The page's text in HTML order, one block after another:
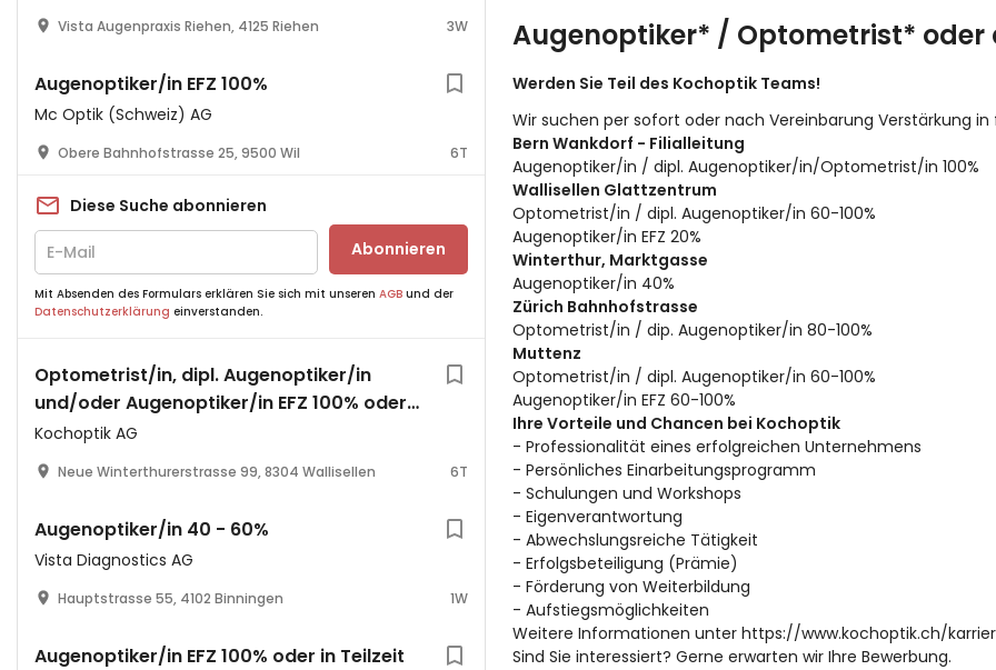
Vista Augenpraxis Riehen, 4125 Riehen 3W
Augenoptiker/in EFZ 100%
Mc Optik (Schweiz) AG
Obere Bahnhofstrasse 25, 9500 Wil 6T
Diese Suche abonnieren
Abonnieren
Mit Absenden des Formulars erklären Sie sich mit unseren AGB und der
Datenschutzerklärung einverstanden.
Optometrist/in, dipl. Augenoptiker/in
und/oder Augenoptiker/in EFZ 100% oder
in Teilzeit
Kochoptik AG
Neue Winterthurerstrasse 99, 8304 Wallisellen 6T
Augenoptiker/in 40 - 60%
Vista Diagnostics AG
Hauptstrasse 55, 4102 Binningen 1W
Augenoptiker/in EFZ 100% oder in Teilzeit
Augenoptiker* / Optometrist* oder
Werden Sie Teil des Kochoptik Teams!
Wir suchen per sofort oder nach Vereinbarung Verstärkung
Bern Wankdorf - Filialleitung
Augenoptiker/in / dipl. Augenoptiker/in/Optometrist/in 100%
Wallisellen Glattzentrum
Optometrist/in / dipl. Augenoptiker/in 60-100%
Augenoptiker/in EFZ 20%
Winterthur, Marktgasse
Augenoptiker/in 40%
Zürich Bahnhofstrasse
Optometrist/in / dip. Augenoptiker/in 80-100%
Muttenz
Optometrist/in / dipl. Augenoptiker/in 60-100%
Augenoptiker/in EFZ 60-100%
Ihre Vorteile und Chancen bei Kochoptik
- Professionalität eines erfolgreichen Unternehmens
- Persönliches Einarbeitungsprogramm
- Schulungen und Workshops
- Eigenverantwortung
- Abwechslungsreiche Tätigkeit
- Erfolgsbeteiligung (Prämie)
- Förderung von Weiterbildung
- Aufstiegsmöglichkeiten
Weitere Informationen unter https://www.kochoptik.ch/
Sind Sie interessiert? Gerne erwarten wir Ihre Bewerbung.